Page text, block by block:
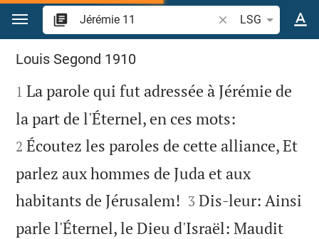
Aller vers contenu
Recherche d'un
LSG
Jérémie 11
Louis Segond 1910

1 La parole qui fut adressée à Jérémie de
la part de l'Éternel, en ces mots:
2 Écoutez les paroles de cette alliance, Et
parlez aux hommes de Juda et aux
habitants de Jérusalem! 

3 Dis-leur: Ainsi
parle l'Éternel, le Dieu d'Israël: Maudit